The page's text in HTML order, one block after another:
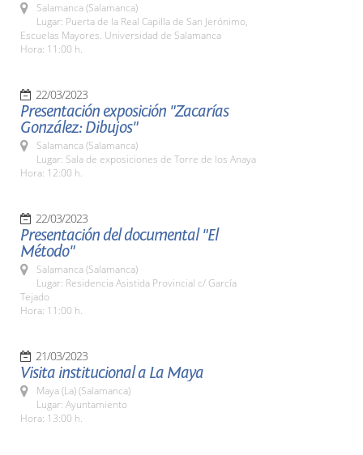
Salamanca (Salamanca)
Lugar: Puerta de la Real Capilla de San Jerónimo,
Escuelas Mayores. Universidad de Salamanca
Hora: 11:00 h.
22/03/2023
Presentación exposición "Zacarías
González: Dibujos"
Salamanca (Salamanca)
Lugar: Sala de exposiciones de Torre de los Anaya
Hora: 12:00 h.
22/03/2023
Presentación del documental "El
Método"
Salamanca (Salamanca)
Lugar: Residencia Asistida Provincial c/ García
Tejado
Hora: 11:00 h.
21/03/2023
Visita institucional a La Maya
Maya (La) (Salamanca)
Lugar: Ayuntamiento
Hora: 13:00 h.